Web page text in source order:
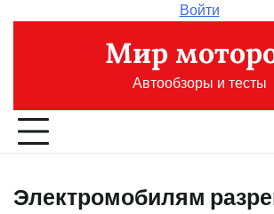
Войти
Мир
Автообзоры и тесты
Электромобилям